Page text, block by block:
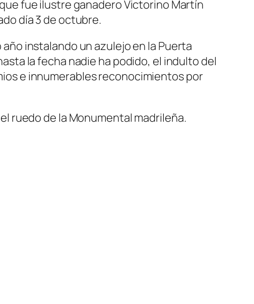
fue ilustre ganadero Victorino Martín
día 3 de octubre.
instalando un azulejo en la Puerta
la fecha nadie ha podido, el indulto del
e innumerables reconocimientos por
ruedo de la Monumental madrileña.